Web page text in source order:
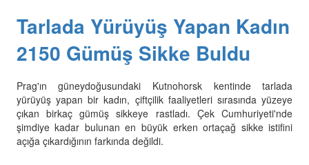
Tarlada Yürüyüş Yapan Kadın
2150 Gümüş Sikke Buldu
Prag'ın güneydoğusundaki Kutnohorsk kentinde tarlada
yürüyüş yapan bir kadın, çiftçilik faaliyetleri sırasında yüzeye
çıkan birkaç gümüş sikkeye rastladı. Çek Cumhuriyeti'nde
şimdiye kadar bulunan en büyük erken ortaçağ sikke istifini
açığa çıkardığının farkında değildi.